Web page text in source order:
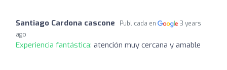
Santiago Cardona cascone Publicada en
3 years
ago
Experiencia fantástica: atención muy cercana y amable